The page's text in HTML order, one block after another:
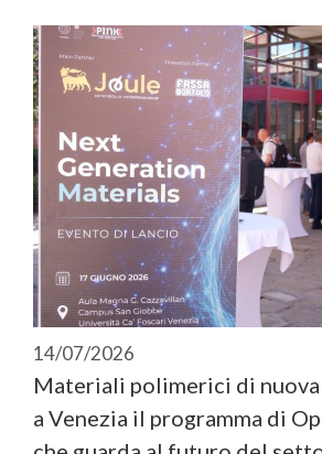
14/07/2026
Materiali polimerici di
a Venezia il programma di